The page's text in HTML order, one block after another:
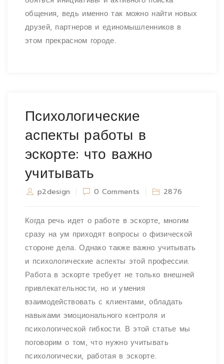
общения, ведь именно так можно найти новых
друзей, партнеров и единомышленников в
этом прекрасном городе.
Психологические
аспекты работы в
эскорте: что важно
учитывать
p2design 0 Comments 2876
Когда речь идет о работе в эскорте, многим
сразу на ум приходят вопросы о физической
стороне дела. Однако также важно учитывать
и психологические аспекты этой профессии.
Работа в эскорте требует не только внешней
привлекательности, но и умения
взаимодействовать с клиентами, обладать
навыками эмоционального контроля и
психологической гибкости. В этой статье мы
поговорим о том, что нужно учитывать
психологически, работая в эскорте.